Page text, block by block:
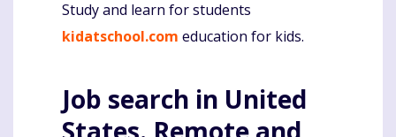
Study and learn for students
kidatschool.com education for kids.
Job search in United